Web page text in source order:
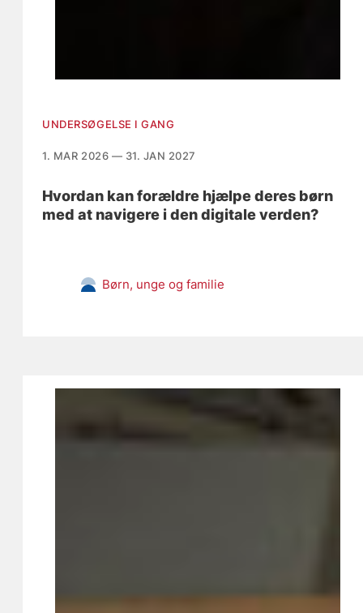
UNDERSØGELSE I GANG
1. MAR 2026 — 31. JAN 2027
Hvordan kan forældre hjælpe deres børn
med at navigere i den digitale verden?
Børn, unge og familie